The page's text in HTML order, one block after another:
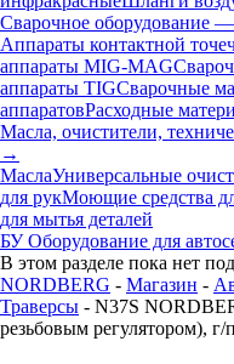
Сварочное оборудование
Аппараты контактной
аппараты MIG-MAG
аппараты TIGСварочные
аппаратовРасходные
Масла, очистители,
→
МаслаУниверсальные
для рукМоющие средства
для мытья деталей
БУ Оборудование для
В этом разделе пока нет
NORDBERG - Магазин -
Траверсы - N37S
резьбовым регулятором), г/